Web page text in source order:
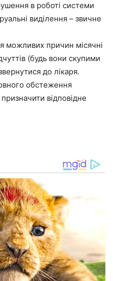
в роботі системи
виділення – звичне
можливих причин місячні
(будь вони скупими
до лікаря.
обстеження
відповідне